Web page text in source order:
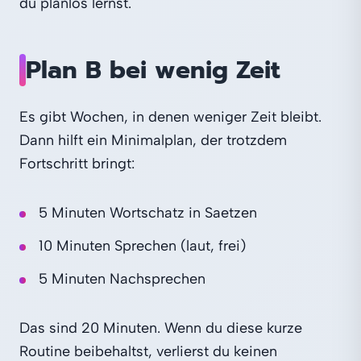
Plan B bei wenig Zeit
Es gibt Wochen, in denen weniger Zeit bleibt.
Dann hilft ein Minimalplan, der trotzdem
Fortschritt bringt:
5 Minuten Wortschatz in Saetzen
10 Minuten Sprechen (laut, frei)
5 Minuten Nachsprechen
Das sind 20 Minuten. Wenn du diese kurze
Routine beibehaltst, verlierst du keinen